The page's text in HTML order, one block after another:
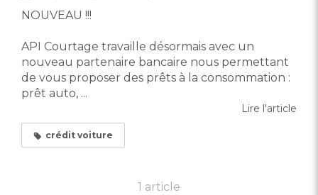
NOUVEAU !!!
API Courtage travaille désormais avec un
nouveau partenaire bancaire nous permettant
de vous proposer des prêts à la consommation :
prêt auto, ...
Lire l'article
crédit voiture
1 article